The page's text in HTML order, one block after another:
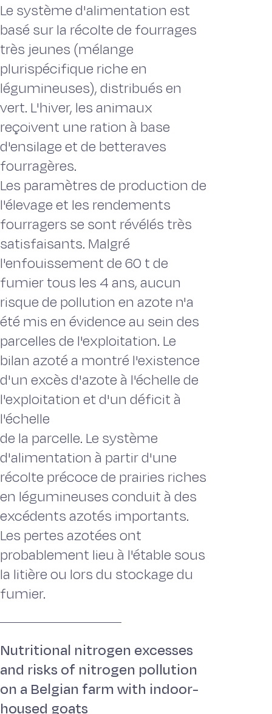
Le système d'alimentation est
basé sur la récolte de fourrages
très jeunes (mélange
plurispécifique riche en
légumineuses), distribués en
vert. L'hiver, les animaux
reçoivent une ration à base
d'ensilage et de betteraves
fourragères.
Les paramètres de production de
l'élevage et les rendements
fourragers se sont révélés très
satisfaisants. Malgré
l'enfouissement de 60 t de
fumier tous les 4 ans, aucun
risque de pollution en azote n'a
été mis en évidence au sein des
parcelles de l'exploitation. Le
bilan azoté a montré l'existence
d'un excès d'azote à l'échelle de
l'exploitation et d'un déficit à
l'échelle
de la parcelle. Le système
d'alimentation à partir d'une
récolte précoce de prairies riches
en légumineuses conduit à des
excédents azotés importants.
Les pertes azotées ont
probablement lieu à l'étable sous
la litière ou lors du stockage du
fumier.
Nutritional nitrogen excesses
and risks of nitrogen pollution
on a Belgian farm with indoor-
housed goats